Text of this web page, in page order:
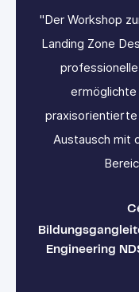
"Der Workshop
Landing Zone
ermöglichte
praxisorientierte
Austausch mit
Engineering